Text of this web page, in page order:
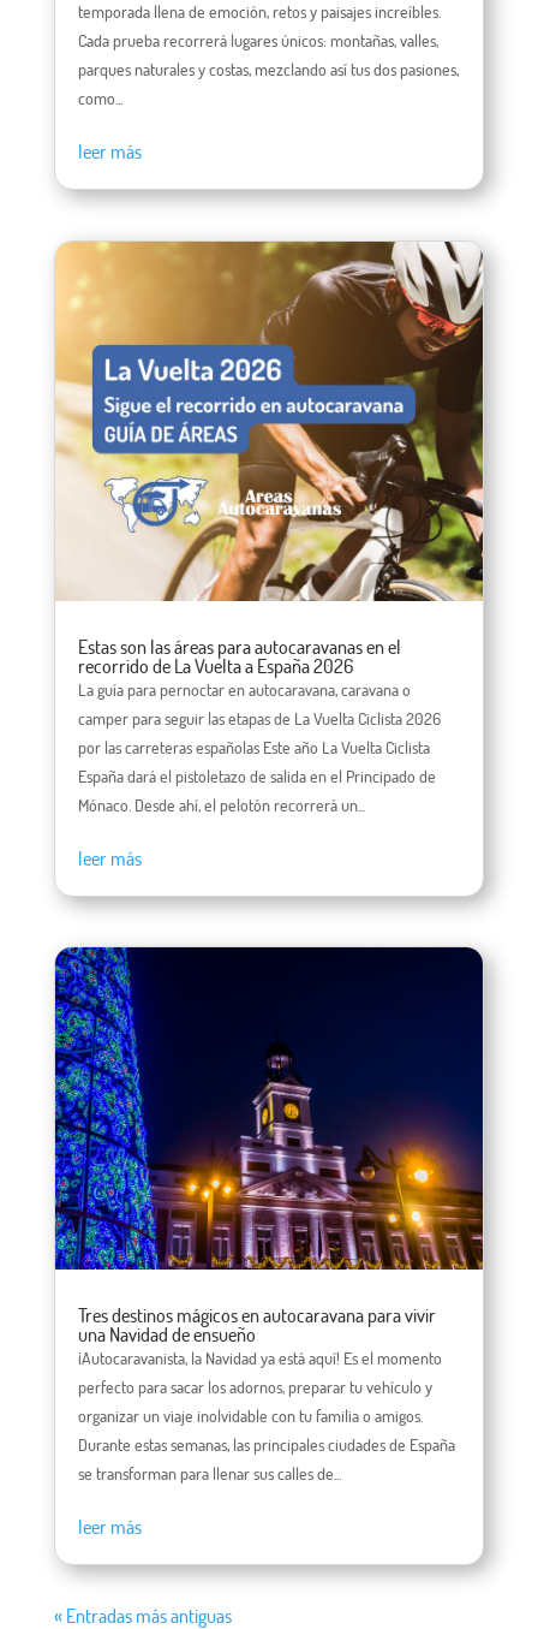
temporada llena de emoción, retos y paisajes increíbles.
Cada prueba recorrerá lugares únicos: montañas, valles,
parques naturales y costas, mezclando así tus dos pasiones,
como...
leer más
Estas son las áreas para autocaravanas en el
recorrido de La Vuelta a España 2026
La guía para pernoctar en autocaravana, caravana o
camper para seguir las etapas de La Vuelta Ciclista 2026
por las carreteras españolas Este año La Vuelta Ciclista
España dará el pistoletazo de salida en el Principado de
Mónaco. Desde ahí, el pelotón recorrerá un...
leer más
Tres destinos mágicos en autocaravana para vivir
una Navidad de ensueño
¡Autocaravanista, la Navidad ya está aquí! Es el momento
perfecto para sacar los adornos, preparar tu vehículo y
organizar un viaje inolvidable con tu familia o amigos.
Durante estas semanas, las principales ciudades de España
se transforman para llenar sus calles de...
leer más
« Entradas más antiguas